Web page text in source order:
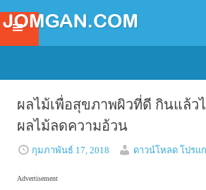
ผลไม้เพื่อสุขภาพผิวที่ดี กินแล้ว
ผลไม้ลดความอ้วน
กุมภาพันธ์ 17, 2018 ดาวน์โหลด โปรแ
Advertisement